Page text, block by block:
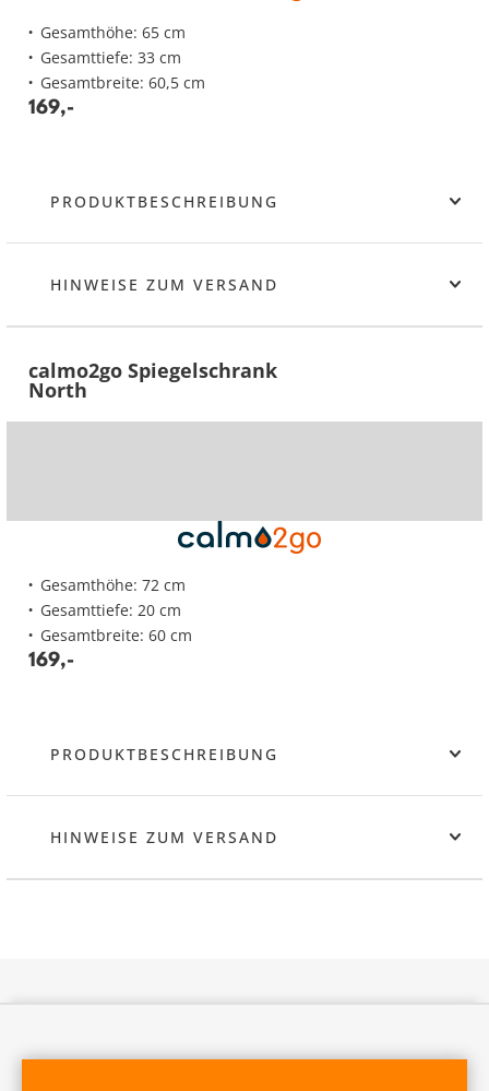
Gesamthöhe: 65 cm
Gesamttiefe: 33 cm
Gesamtbreite: 60,5 cm
169,-
PRODUKTBESCHREIBUNG
HINWEISE ZUM VERSAND
calmo2go Spiegelschrank
North
Gesamthöhe: 72 cm
Gesamttiefe: 20 cm
Gesamtbreite: 60 cm
169,-
PRODUKTBESCHREIBUNG
HINWEISE ZUM VERSAND